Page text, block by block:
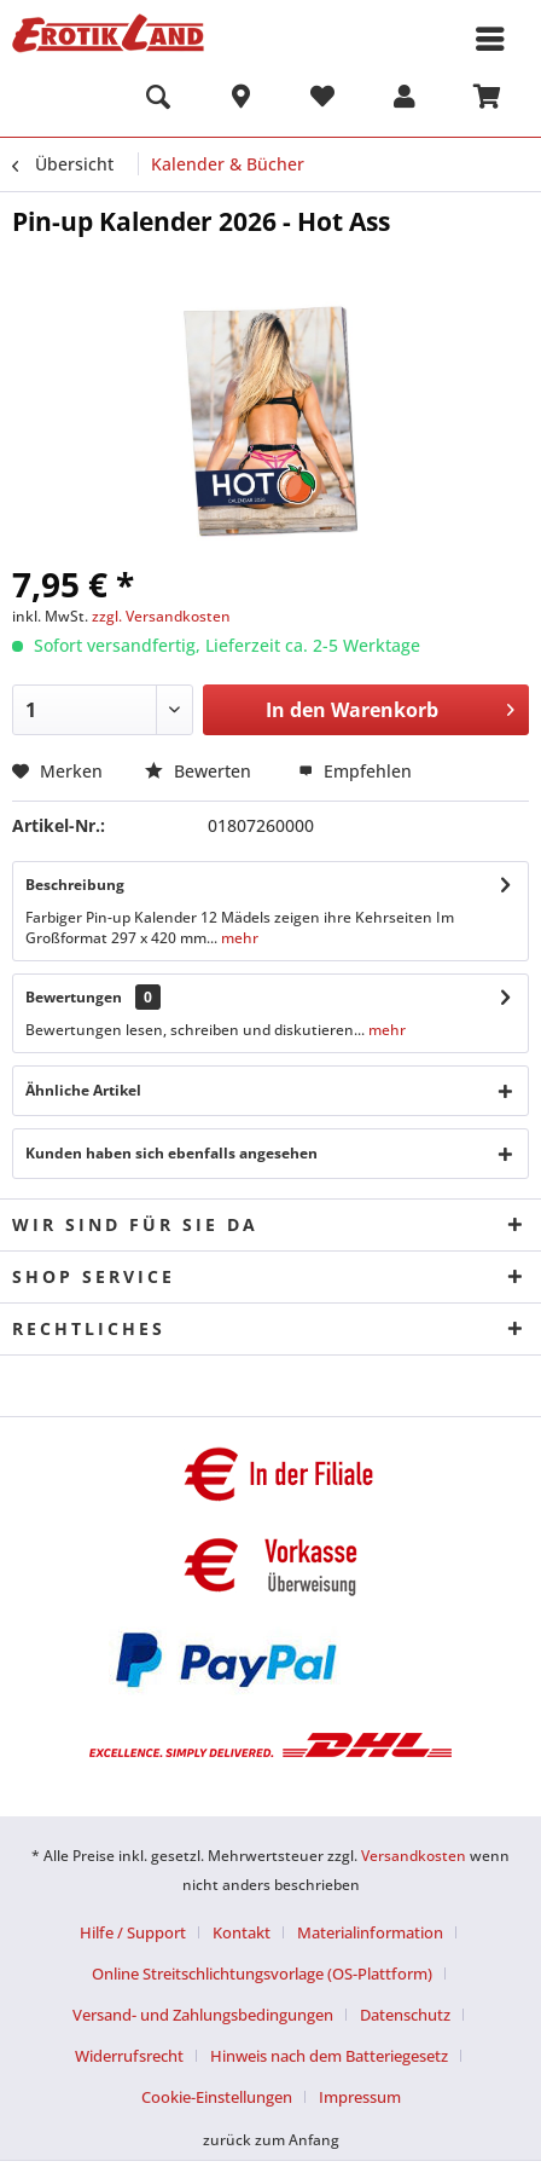
Übersicht Kalender & Bücher
Pin-up Kalender 2026 - Hot Ass
7,95 € *
inkl. MwSt.zzgl. Versandkosten
Sofort versandfertig, Lieferzeit ca. 2-5 Werktage
In den Warenkorb
Merken Bewerten Empfehlen
Artikel-Nr.: 01807260000
Beschreibung
Farbiger Pin-up Kalender 12 Mädels zeigen ihre Kehrseiten Im
Großformat 297 x 420 mm... mehr
Bewertungen
0
Bewertungen lesen, schreiben und diskutieren... mehr
Ähnliche Artikel
Kunden haben sich ebenfalls angesehen
WIR SIND FÜR SIE DA
SHOP SERVICE
RECHTLICHES
* Alle Preise inkl. gesetzl. Mehrwertsteuer zzgl.Versandkosten wenn
nicht anders beschrieben
Hilfe / Support Kontakt
Materialinformation
Online Streitschlichtungsvorlage (OS-Plattform)
Versand- und Zahlungsbedingungen
Datenschutz
Widerrufsrecht
Hinweis nach dem Batteriegesetz
Cookie-Einstellungen
Impressum
zurück zum Anfang